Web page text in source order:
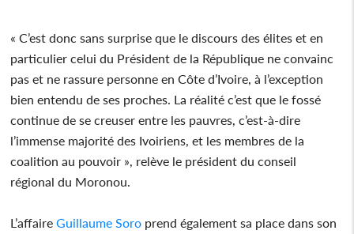
« C’est donc sans surprise que le discours des élites et en
particulier celui du Président de la République ne convainc
pas et ne rassure personne en Côte d’Ivoire, à l’exception
bien entendu de ses proches. La réalité c’est que le fossé
continue de se creuser entre les pauvres, c’est-à-dire
l’immense majorité des Ivoiriens, et les membres de la
coalition au pouvoir », relève le président du conseil
régional du Moronou.
L’affaireGuillaume Soro prend également sa place dans son